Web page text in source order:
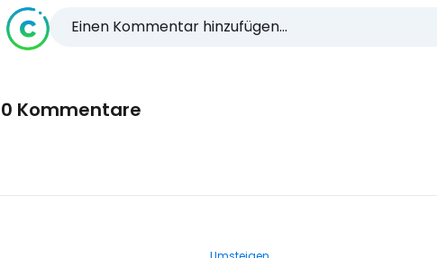
Einen Kommentar hinzufügen...
0 Kommentare